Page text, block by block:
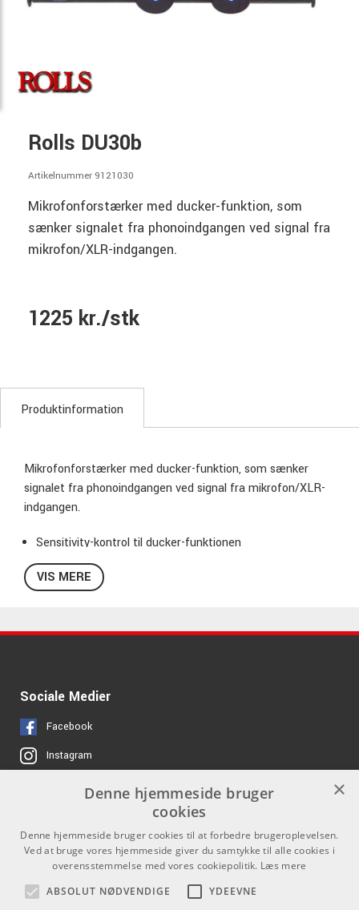
Rolls DU30b
Artikelnummer 9121030
Mikrofonforstærker med ducker-funktion, som
sænker signalet fra phonoindgangen ved signal fra
mikrofon/XLR-indgangen.
1225 kr./stk
Produktinformation
Mikrofonforstærker med ducker-funktion, som sænker
signalet fra phonoindgangen ved signal fra mikrofon/XLR-
indgangen.
Sensitivity-kontrol til ducker-funktionen
Volumekontrol og pad-omskifter på mikrofonindgangen
XLR- og phonotilslutninger
VIS MERE
Sociale Medier
Facebook
Instagram
Job hos os
Agenturer
Kontakt
Som privatperson kan du ikke
købe på denne hjemmeside, alt
salg foregår gennem vores
forhandlere.
×
Denne hjemmeside bruger
cookies
Denne hjemmeside bruger cookies til at forbedre brugeroplevelsen.
Ved at bruge vores hjemmeside giver du samtykke til alle cookies i
overensstemmelse med vores cookiepolitik. Læs mere
ABSOLUT NØDVENDIGE
YDEEVNE